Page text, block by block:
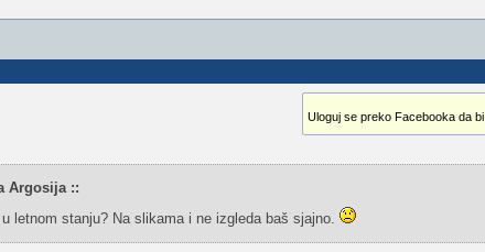
Uloguj se preko Facebooka da bi
Argosija ::
letnom stanju? Na slikama i ne izgleda baš sjajno.